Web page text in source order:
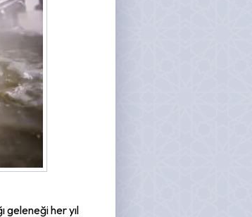
geleneği her yıl